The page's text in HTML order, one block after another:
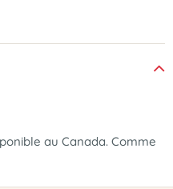
au Canada. Comme